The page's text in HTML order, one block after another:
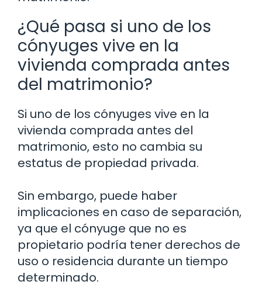
¿Qué pasa si uno de los
cónyuges vive en la
vivienda comprada antes
del matrimonio?
Si uno de los cónyuges vive en la
vivienda comprada antes del
matrimonio, esto no cambia su
estatus de propiedad privada.
Sin embargo, puede haber
implicaciones en caso de separación,
ya que el cónyuge que no es
propietario podría tener derechos de
uso o residencia durante un tiempo
determinado.